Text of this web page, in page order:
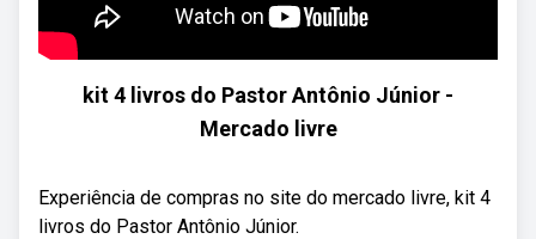
kit 4 livros do Pastor Antônio Júnior -
Mercado livre
Experiência de compras no site do mercado livre, kit 4
livros do Pastor Antônio Júnior.